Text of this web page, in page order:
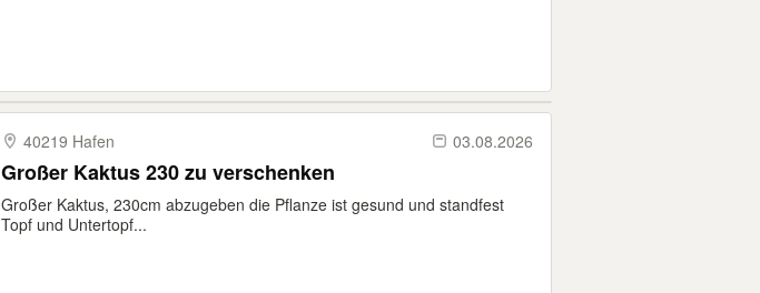
40219 Hafen 03.08.2026
Großer Kaktus 230 zu verschenken
Großer Kaktus, 230cm abzugeben die Pflanze ist gesund und standfest
Topf und Untertopf...